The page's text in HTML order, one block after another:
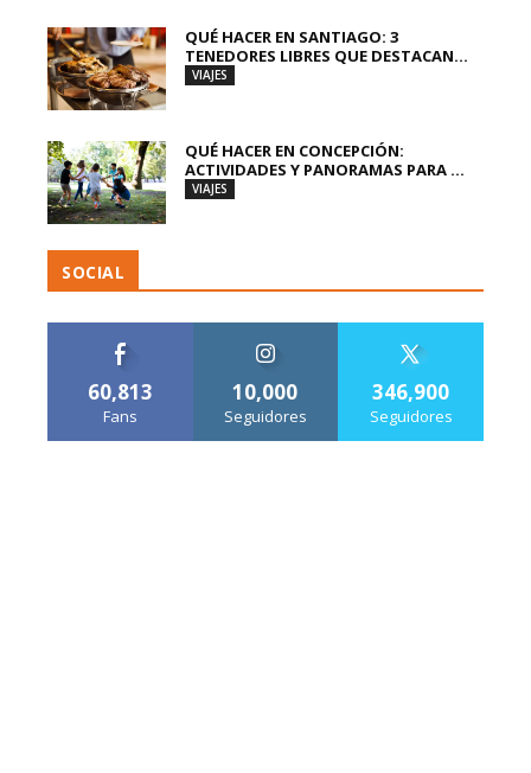
QUÉ HACER EN SANTIAGO: 3
TENEDORES LIBRES QUE DESTACAN...
VIAJES
QUÉ HACER EN CONCEPCIÓN:
ACTIVIDADES Y PANORAMAS PARA ...
VIAJES
SOCIAL
60,813
Fans
10,000
Seguidores
346,900
Seguidores